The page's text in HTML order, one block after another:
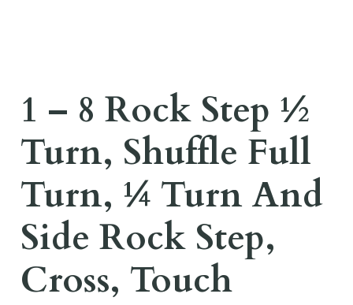
1 – 8 Rock Step ½
Turn, Shuffle Full
Turn, ¼ Turn And
Side Rock Step,
Cross, Touch